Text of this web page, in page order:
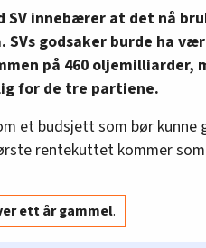
innebærer at det nå
godsaker burde ha
på 460 oljemilliarder,
for de tre partiene.
et budsjett som bør kunne
rentekuttet kommer
ett år gammel.